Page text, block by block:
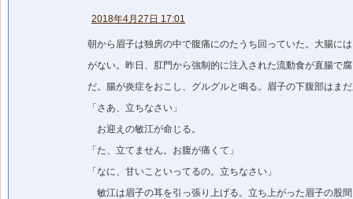
2018年4月27日 17:01
朝から眉子は独房の中で腹痛にのたうち回っていた。大腸に
がない。昨日、肛門から強制的に注入された流動食が直腸で
だ。腸が炎症をおこし、グルグルと鳴る。眉子の下腹部はま
「さあ、立ちなさい」
お迎えの敏江が命じる。
「た、立てません。お腹が痛くて」
「なに、甘いこといってるの。立ちなさい」
敏江は眉子の耳を引っ張り上げる。立ち上がった眉子の股